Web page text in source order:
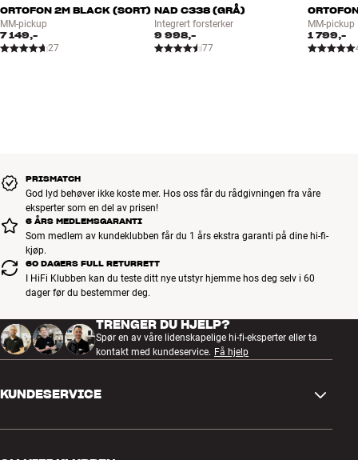
ORTOFON 2M BLACK (SORT)
MM-pickup
7 149,-
27
NAD C338 (GRÅ)
Integrert forsterker
9 998,-
77
MM-pickup
1 799,-
PRISMATCH
God lyd behøver ikke koste mer. Hos oss får du rådgivningen fra våre
eksperter som en del av prisen!
6 ÅRS MEDLEMSGARANTI
Som medlem av kundeklubben får du 1 års ekstra garanti på dine hi-fi-
kjøp.
60 DAGERS FULL RETURRETT
I HiFi Klubben kan du teste ditt nye utstyr hjemme hos deg selv i 60
dager før du bestemmer deg.
TRENGER DU HJELP?
Spør en av våre lidenskapelige hi-fi-eksperter eller ta
kontakt med kundeservice. Få hjelp
KUNDESERVICE